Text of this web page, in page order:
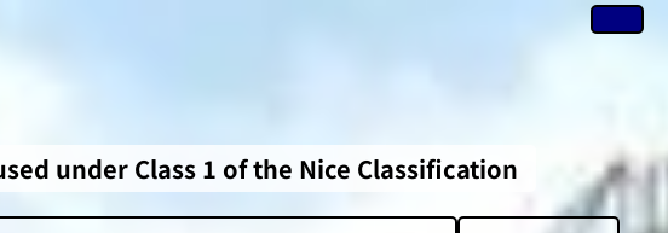
under Class 1 of the Nice Classification